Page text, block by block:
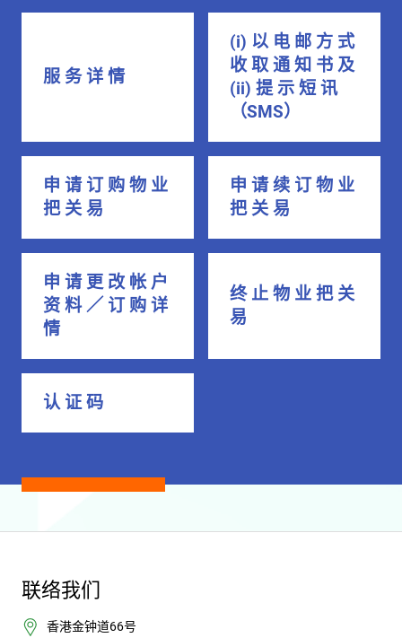
服 务 详 情
(i) 以 电 邮 方 式
收 取 通 知 书 及
(ii) 提 示 短 讯
（SMS）
申 请 订 购 物 业
把 关 易
申 请 续 订 物 业
把 关 易
申 请 更 改 帐 户
资 料 ／ 订 购 详
情
终 止 物 业 把 关
易
认 证 码
联络我们
香港金钟道66号